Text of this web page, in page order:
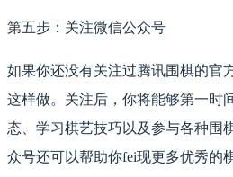
第五步：关注微信公众号
如果你还没有关注过腾讯围棋的官
这样做。关注后，你将能够第一时
态、学习棋艺技巧以及参与各种围
众号还可以帮助你fei现更多优秀的